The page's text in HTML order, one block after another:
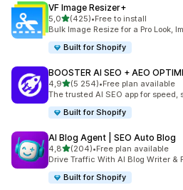
VF Image Resizer+
5,0na 5 gwiazdek
(425)
Łączna liczba recenzji: 425
•Free to install
Bulk Image Resize for a Pro Look,
Built for Shopify
BOOSTER AI SEO + AEO
4,9na 5 gwiazdek
(5 254)
Łączna liczba recenzji: 5254
•Free plan available
The trusted AI SEO app for
Built for Shopify
AI Blog Agent | SEO Auto Blog
4,8na 5 gwiazdek
(204)
Łączna liczba recenzji: 204
•Free plan available
Drive Traffic With AI Blog Writer &
Built for Shopify